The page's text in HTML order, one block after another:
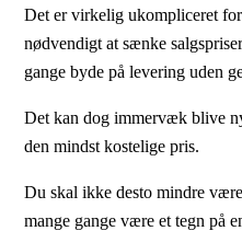
Det er virkelig ukompliceret for
nødvendigt at sænke
gange byde på levering uden
Det kan dog immervæk blive
den mindst kostelige pris.
Du skal ikke desto mindre
mange gange være et tegn på